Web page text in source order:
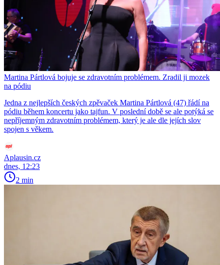
Martina Pártlová bojuje se zdravotním problémem. Zradil ji mozek
na pódiu
Jedna z nejlepších českých zpěvaček Martina Pártlová (47) řádí na
pódiu během koncertu jako tajfun. V poslední době se ale potýká se
nepříjemným zdravotním problémem, který je ale dle jejích slov
spojen s věkem.
Aplausin.cz
dnes, 12:23
2 min